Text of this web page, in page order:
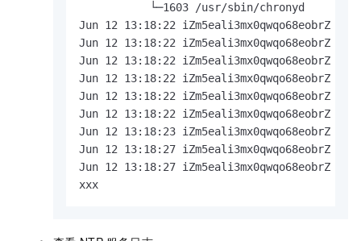
           └─1603 /usr/sbin/chronyd
Jun 12 13:18:22 iZm5eali3mx0qwqo68eobrZ
Jun 12 13:18:22 iZm5eali3mx0qwqo68eobrZ
Jun 12 13:18:22
Jun 12 13:18:22 iZm5eali3mx0qwqo68eobrZ
Jun 12 13:18:22 iZm5eali3mx0qwqo68eobrZ
Jun 12 13:18:22 iZm5eali3mx0qwqo68eobrZ
Jun 12 13:18:23 iZm5eali3mx0qwqo68eobrZ
Jun 12 13:18:27 iZm5eali3mx0qwqo68eobrZ
Jun 12 13:18:27 iZm5eali3mx0qwqo68eobrZ
xxx